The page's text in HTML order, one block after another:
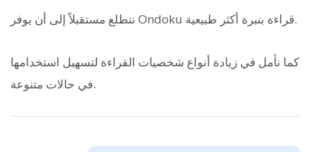
نتطلع مستقبلاً إلى أن يوفر Ondoku قراءة بنبرة أكثر طبيعية.
كما نأمل في زيادة أنواع شخصيات القراءة لتسهيل استخدامها
في حالات متنوعة.